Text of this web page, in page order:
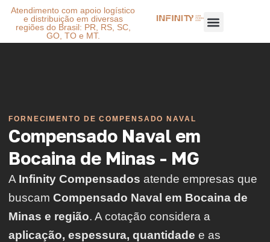
Atendimento com apoio logístico
e distribuição em diversas
regiões do Brasil: PR, RS, SC,
GO, TO e MT.
FORNECIMENTO DE COMPENSADO NAVAL
Compensado Naval em
Bocaina de Minas - MG
A Infinity Compensados atende empresas que
buscam Compensado Naval em Bocaina de
Minas e região. A cotação considera a
aplicação, espessura, quantidade e as